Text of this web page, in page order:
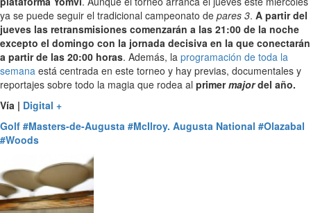
ya se puede seguir el tradicional campeonato de pares 3. A partir del
jueves las retransmisiones comenzarán a las 21:00 de la noche
excepto el domingo con la jornada decisiva en la que conectarán
a partir de las 20:00 horas. Además, la programación de toda la
semana está centrada en este torneo y hay previas, documentales y
reportajes sobre todo la magia que rodea al primermajordel año.
Vía | Digital +
Golf #Masters-de-Augusta #McIlroy. Augusta National #Olazabal
#Woods